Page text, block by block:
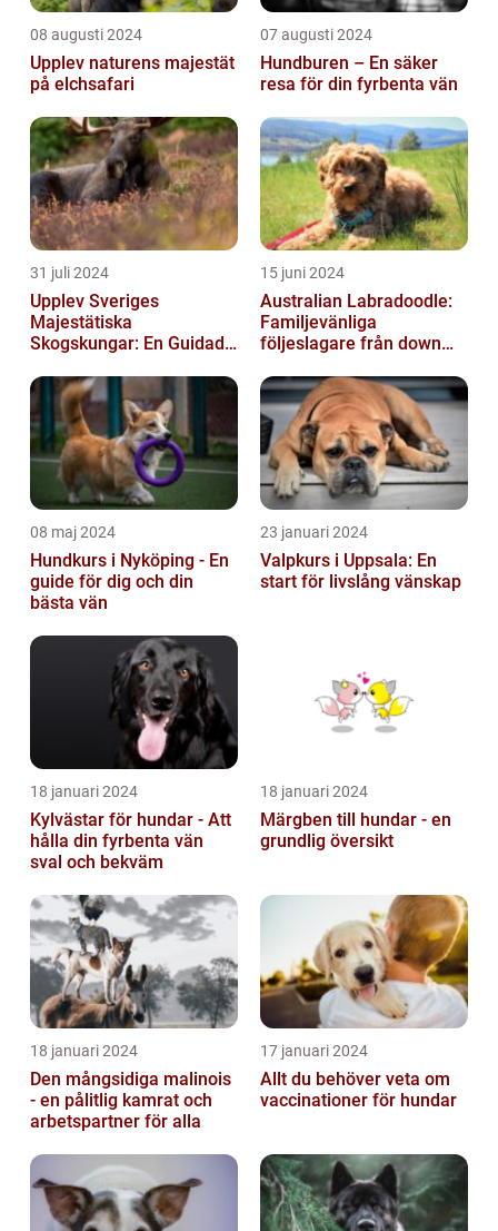
08 augusti 2024
Upplev naturens majestät
på elchsafari
07 augusti 2024
Hundburen – En säker
resa för din fyrbenta vän
31 juli 2024
Upplev Sveriges
Majestätiska
Skogskungar: En Guidad
15 juni 2024
Australian Labradoodle:
Familjevänliga
följeslagare från down
08 maj 2024
Hundkurs i Nyköping - En
guide för dig och din
bästa vän
23 januari 2024
Valpkurs i Uppsala: En
start för livslång vänskap
18 januari 2024
Kylvästar för hundar - Att
hålla din fyrbenta vän
sval och bekväm
18 januari 2024
Märgben till hundar - en
grundlig översikt
18 januari 2024
Den mångsidiga malinois
- en pålitlig kamrat och
arbetspartner för alla
17 januari 2024
Allt du behöver veta om
vaccinationer för hundar